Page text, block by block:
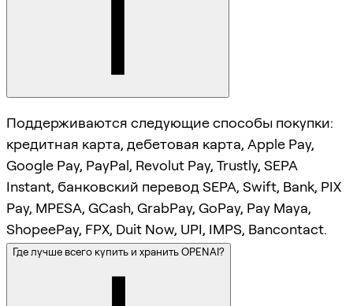
Поддерживаются следующие способы покупки:
кредитная карта, дебетовая карта, Apple Pay,
Google Pay, PayPal, Revolut Pay, Trustly, SEPA
Instant, банковский перевод SEPA, Swift, Bank, PIX
Pay, MPESA, GCash, GrabPay, GoPay, Pay Maya,
ShopeePay, FPX, Duit Now, UPI, IMPS, Bancontact.
Где лучше всего купить и хранить OPENAI?